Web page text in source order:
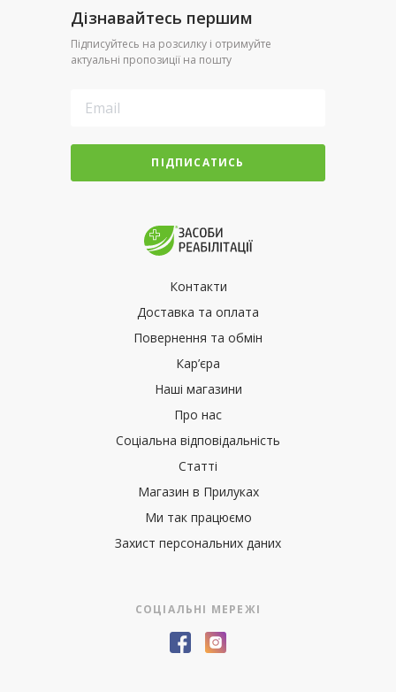
Дізнавайтесь першим
Підписуйтесь на розсилку і отримуйте
актуальні пропозиції на пошту
ПІДПИСАТИСЬ
Контакти
Доставка та оплата
Повернення та обмін
Кар’єра
Наші магазини
Про нас
Соціальна відповідальність
Статті
Магазин в Прилуках
Ми так працюємо
Захист персональних даних
СОЦІАЛЬНІ МЕРЕЖІ